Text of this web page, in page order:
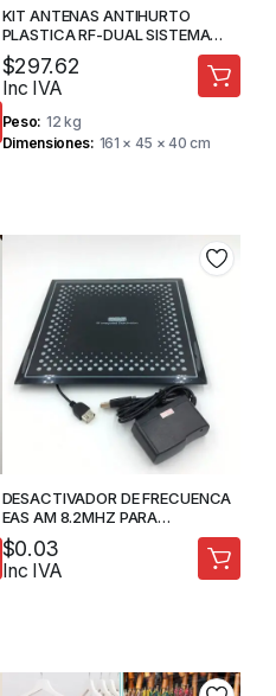
KIT ANTENAS ANTIHURTO
PLASTICA RF-DUAL SISTEMA
EAS PARA SEGURIDAD DE
TIENDAS
$297.62
Inc IVA
Peso 12 kg
Dimensiones 161 × 45 × 40 cm
DESACTIVADOR DE FRECUENCA
EAS AM 8.2MHZ PARA
ESCRITORIO
$0.03
Inc IVA